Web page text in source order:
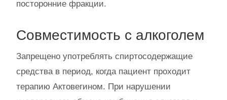
посторонние фракции.
Совместимость с алкоголем
Запрещено употреблять спиртосодержащие
средства в период, когда пациент проходит
терапию Актовегином. При нарушении